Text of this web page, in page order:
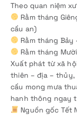
Theo quan niệm
Rằm tháng
cầu an)
Rằm tháng
Rằm tháng
Xuất phát từ xã
thiên – địa – thủy,
cầu mong mưa
hanh thông ngay
Nguồn gốc Tết